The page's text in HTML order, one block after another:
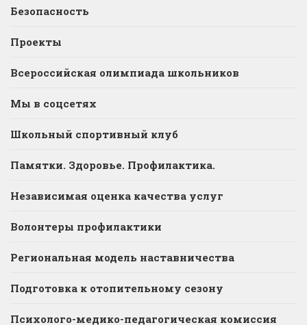
Безопасность
Проекты
Всероссийская олимпиада школьников
Мы в соцсетях
Школьный спортивный клуб
Памятки. Здоровье. Профилактика.
Независимая оценка качества услуг
Волонтеры профилактики
Региональная модель наставничества
Подготовка к отопительному сезону
Психолого-медико-педагогическая комиссия